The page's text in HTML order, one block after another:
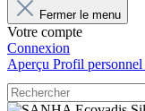
Fermer le menu
Votre compte
Connexion
Aperçu Profil personnel